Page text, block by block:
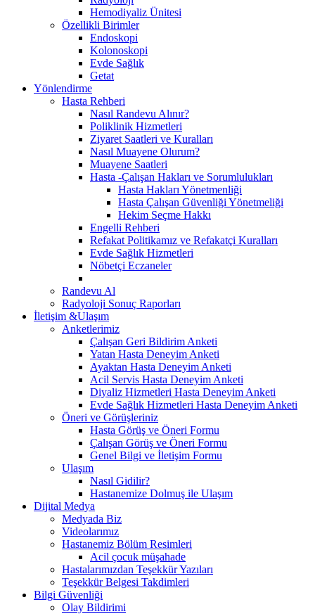
Hemodiyaliz Ünitesi
Özellikli Birimler
Endoskopi
Kolonoskopi
Evde Sağlık
Getat
Yönlendirme
Hasta Rehberi
Nasıl Randevu Alınır?
Poliklinik Hizmetleri
Ziyaret Saatleri ve Kuralları
Nasıl Muayene Olurum?
Muayene Saatleri
Hasta -Çalışan Hakları ve Sorumlulukları
Hasta Hakları Yönetmenliği
Hasta Çalışan Güvenliği Yönetmeliği
Hekim Seçme Hakkı
Engelli Rehberi
Refakat Politikamız ve Refakatçi Kuralları
Evde Sağlık Hizmetleri
Nöbetçi Eczaneler
Randevu Al
Radyoloji Sonuç Raporları
İletişim &Ulaşım
Anketlerimiz
Çalışan Geri Bildirim Anketi
Yatan Hasta Deneyim Anketi
Ayaktan Hasta Deneyim Anketi
Acil Servis Hasta Deneyim Anketi
Diyaliz Hizmetleri Hasta Deneyim Anketi
Evde Sağlık Hizmetleri Hasta Deneyim Anketi
Öneri ve Görüşleriniz
Hasta Görüş ve Öneri Formu
Çalışan Görüş ve Öneri Formu
Genel Bilgi ve İletişim Formu
Ulaşım
Nasıl Gidilir?
Hastanemize Dolmuş ile Ulaşım
Dijital Medya
Medyada Biz
Videolarımız
Hastanemiz Bölüm Resimleri
Acil çocuk müşahade
Hastalarımızdan Teşekkür Yazıları
Teşekkür Belgesi Takdimleri
Bilgi Güvenliği
Olay Bildirimi